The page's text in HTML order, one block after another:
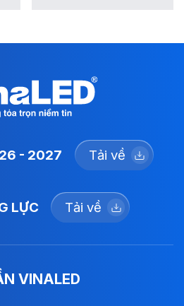
- 2027 Tải về
LỰC Tải về
VINALED